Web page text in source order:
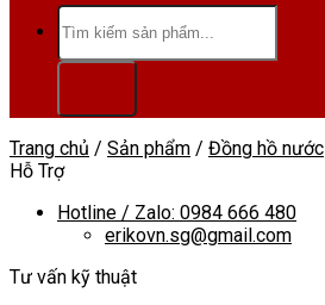
Tìm
kiếm:
Trang chủ / Sản phẩm / Đồng hồ nước
Hỗ Trợ
Hotline / Zalo: 0984 666 480
erikovn.sg@gmail.com
Tư vấn kỹ thuật